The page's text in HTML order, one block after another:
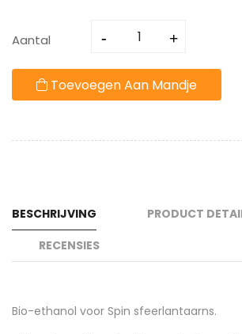
Aantal
Toevoegen Aan Mandje
BESCHRIJVING
PRODUCT
RECENSIES
Bio-ethanol voor Spin sfeerlantaarns.